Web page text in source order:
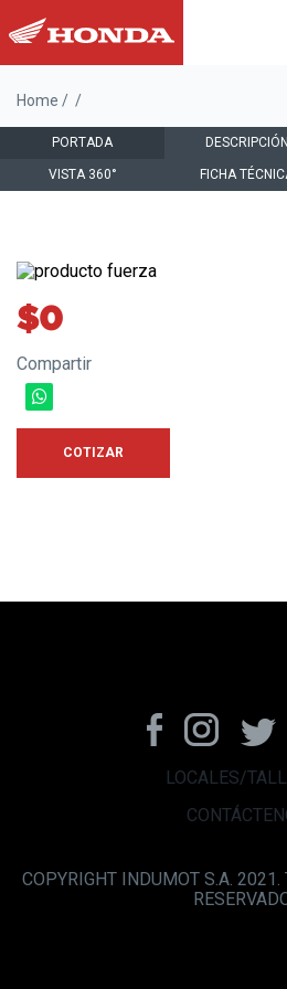
UTV Y ATVS
PRODUCTOS DE FUERZA
FINANCIAMIENTO
Home / /
PORTADA DESCRIPCIÓN
VISTA 360° FICHA
$0
Compartir
COTIZAR
LOCALES/
COPYRIGHT INDUMOT S.A. 2021.